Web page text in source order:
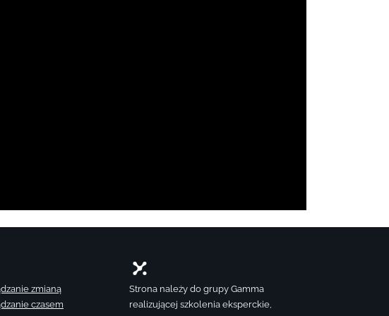
zmianą
czasem
Strona należy do grupy Gamma
realizującej szkolenia eksperckie,